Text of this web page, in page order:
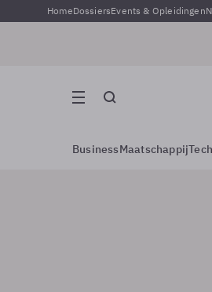
HomeDossiersEvents & Opleidingen
BusinessMaatschappij